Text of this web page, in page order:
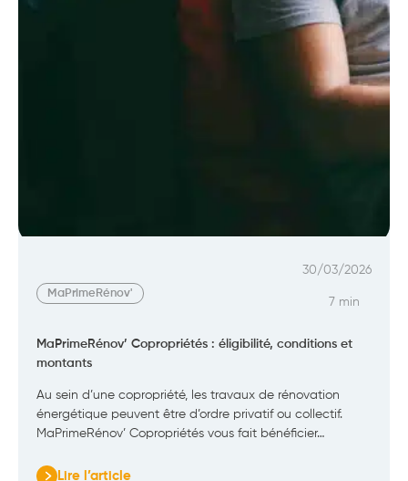
MaPrimeRénov'
30/03/2026
7 min
MaPrimeRénov’ Copropriétés : éligibilité, conditions et
montants
Au sein d’une copropriété, les travaux de rénovation
énergétique peuvent être d’ordre privatif ou collectif.
MaPrimeRénov’ Copropriétés vous fait bénéficier…
Lire l’article